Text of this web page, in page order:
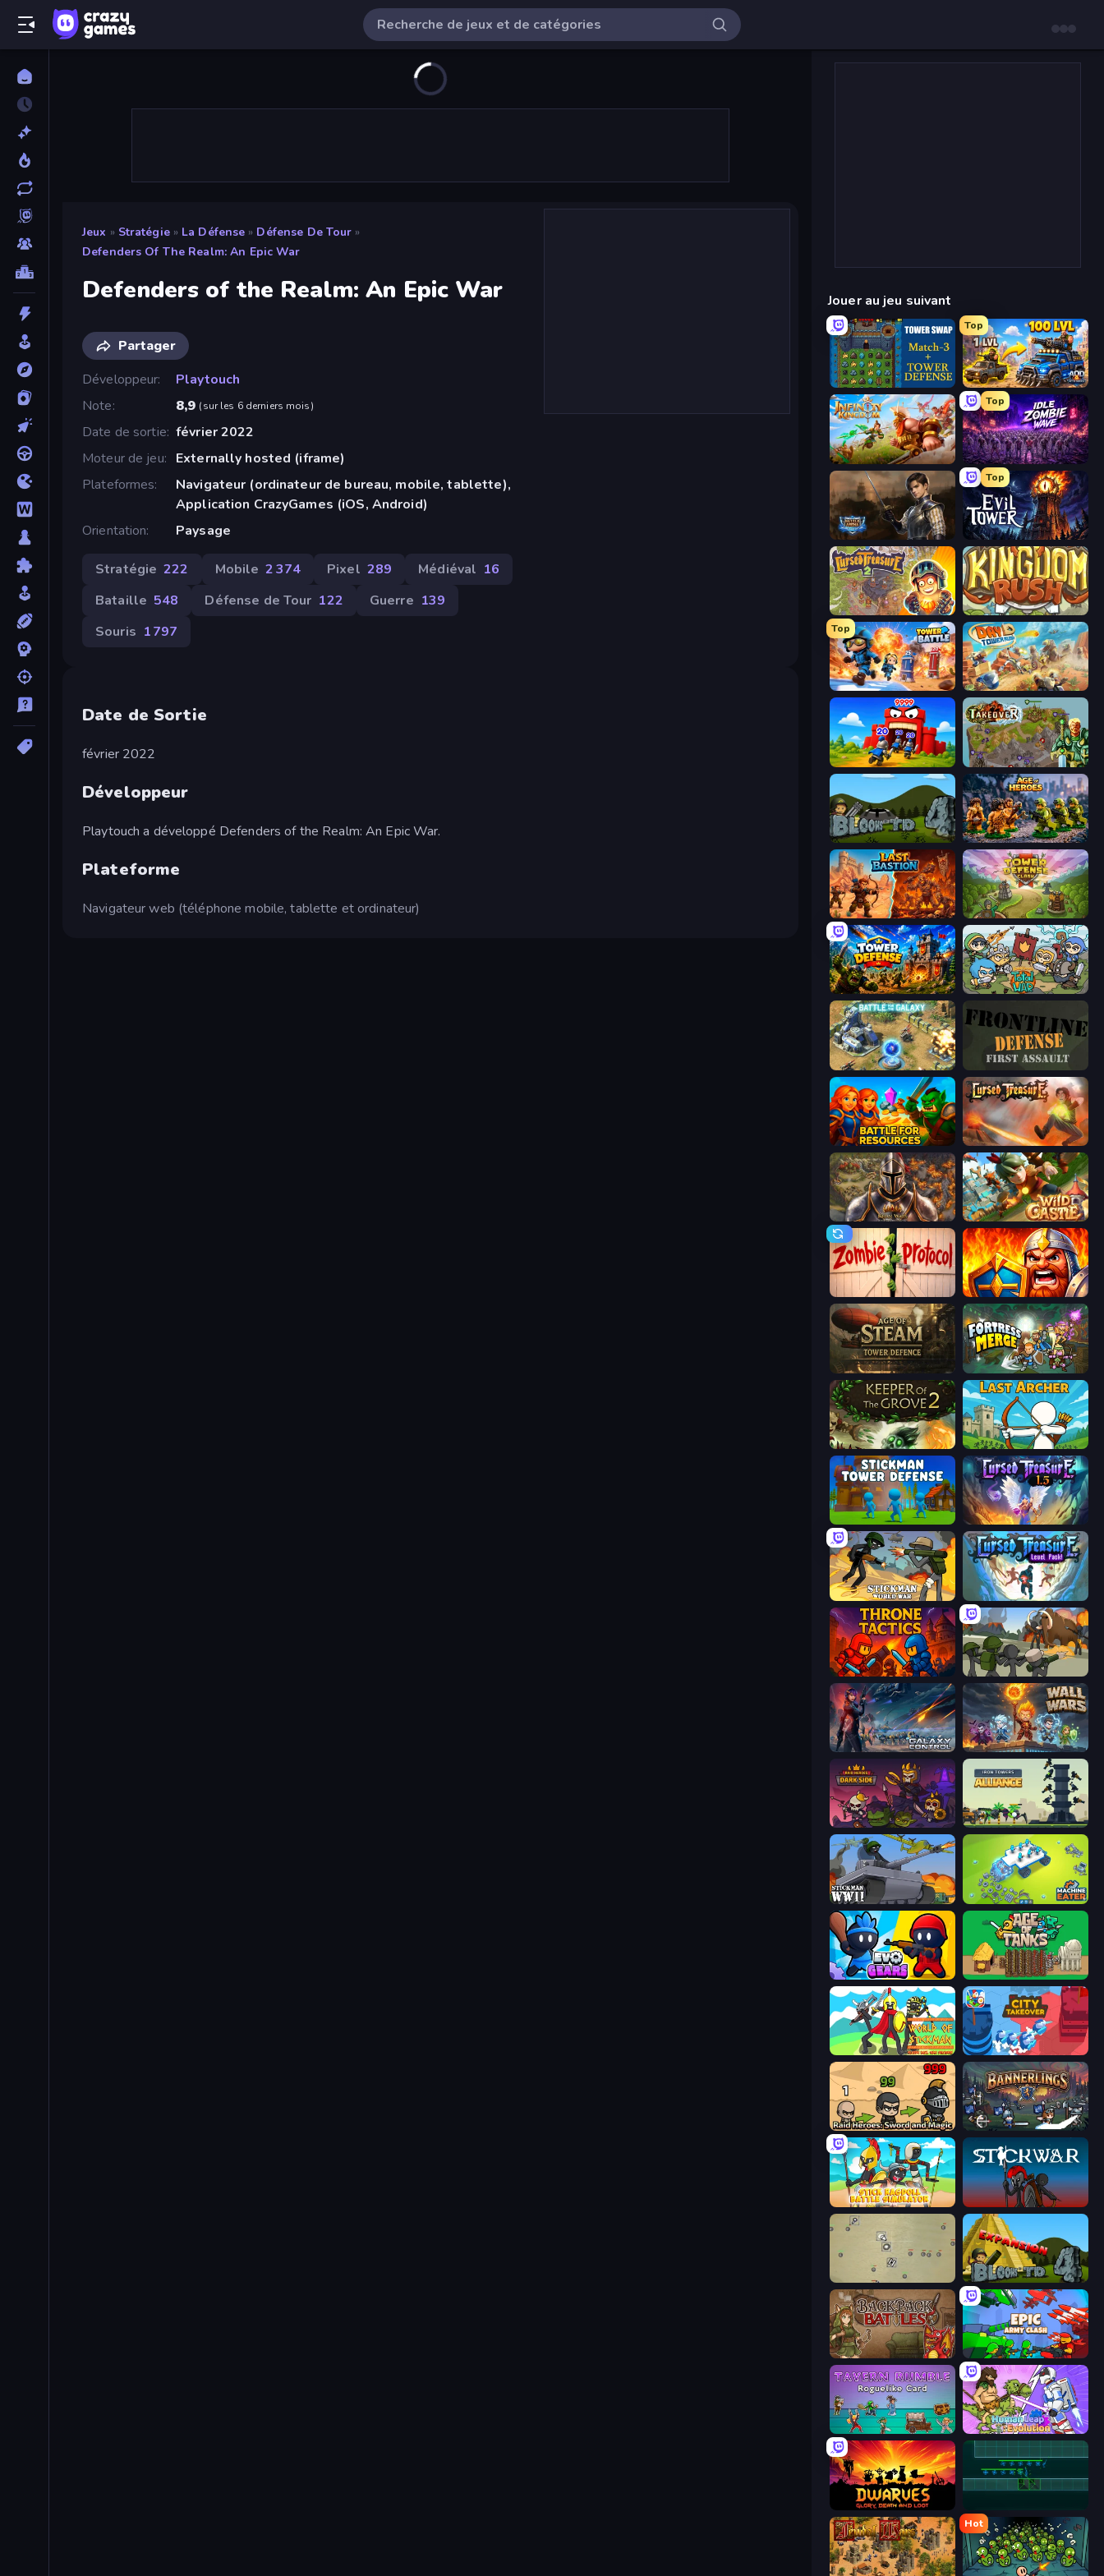
Jeux » Stratégie » La Défense » Défense De Tour »
Defenders Of The Realm: An Epic War
Defenders of the Realm: An Epic War
Partager
Développeur
Playtouch
Note
8,9 (sur les 6 derniers mois)
Date de sortie février 2022
Moteur de jeu
Externally hosted (iframe)
Plateformes
Navigateur (ordinateur de bureau, mobile, tablette),
Application CrazyGames (iOS, Android)
Orientation
Paysage
Stratégie 222 Mobile 2 374 Pixel 289 Médiéval 16
Bataille 548 Défense de Tour 122 Guerre 139
Souris 1 797
Date de Sortie
février 2022
Développeur
Playtouch a développé Defenders of the Realm: An Epic War.
Plateforme
Navigateur web (téléphone mobile, tablette et ordinateur)
Jouer au jeu suivant
Tower Swap
Top
AOD - Art Of Defense
Infinity Kingdom
Top
Idle Zombie Wave: Survivors
Battle Arena
Top
Evil Tower
Cursed Treasure 2 Kingdom Rush
Top
Tower Battle Day D Tower Rush
TimeWarriors Takeover
Bloons Tower Defense 4 Age of Heroes
Last Bastion Tower Defense Clash
Tower Defense Raid Heroes: Total War
Battle for the Galaxy Frontline Defense
Battle for Resources Cursed Treasure
Khan Wars Wild Castle TD: Grow Empire
Zombie Protocol WarLink: Crown & Clash
Age of Steam Tower Defence Fortress Merge
Keeper of the Grove 2 Last Archer
Cursed Treasure 1.5
Stickman World War Cursed Treasure Level Pack
Throne Tactics Stickman History Battle
Galaxy Control: 3D Strategy Wall Wars
Raid Heroes: Dark Side Iron Towers Alliance
Stickman WW2 Machine Eater
Evo Gears Age of Tanks Warriors: TD War
World of Stickman Classic RTS City Takeover
Raid Heroes: Sword and Magic Bannerlings
Stick Ragdoll Battle Simulator Stick War
Desktop Tower Defense Bloons Tower Defense 4 Expansion
Backpack Battles Epic Army Clash
Tavern Rumble: Roguelike Card Human Leap: Evolution
Hot